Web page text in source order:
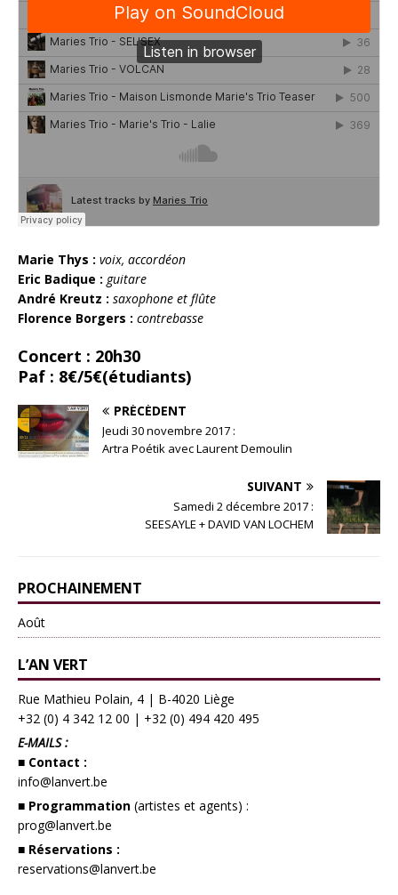
Marie Thys : voix, accordéon
Eric Badique : guitare
André Kreutz : saxophone et flûte
Florence Borgers : contrebasse
Concert : 20h30
Paf : 8€/5€(étudiants)
PRÉCÉDENT
Jeudi 30 novembre 2017 :
Artra Poétik avec Laurent Demoulin
SUIVANT
Samedi 2 décembre 2017 :
SEESAYLE + DAVID VAN LOCHEM
PROCHAINEMENT
Août
L’AN VERT
Rue Mathieu Polain, 4 | B-4020 Liège
+32 (0) 4 342 12 00 | +32 (0) 494 420 495
E-MAILS :
■ Contact :
info@lanvert.be
■ Programmation (artistes et agents) :
prog@lanvert.be
■ Réservations :
reservations@lanvert.be